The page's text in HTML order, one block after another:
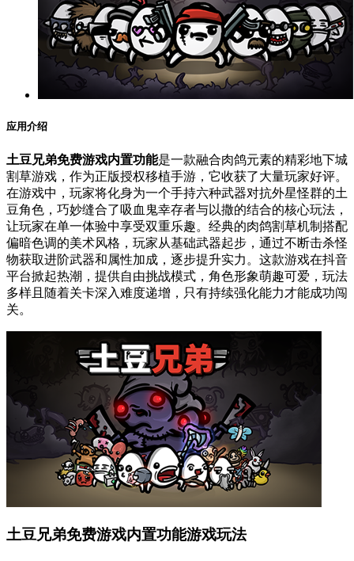
应用介绍
土豆兄弟免费游戏内置功能是一款融合肉鸽元素的精彩地下城
割草游戏，作为正版授权移植手游，它收获了大量玩家好评。
在游戏中，玩家将化身为一个手持六种武器对抗外星怪群的土
豆角色，巧妙缝合了吸血鬼幸存者与以撒的结合的核心玩法，
让玩家在单一体验中享受双重乐趣。经典的肉鸽割草机制搭配
偏暗色调的美术风格，玩家从基础武器起步，通过不断击杀怪
物获取进阶武器和属性加成，逐步提升实力。这款游戏在抖音
平台掀起热潮，提供自由挑战模式，角色形象萌趣可爱，玩法
多样且随着关卡深入难度递增，只有持续强化能力才能成功闯
关。
土豆兄弟免费游戏内置功能游戏玩法